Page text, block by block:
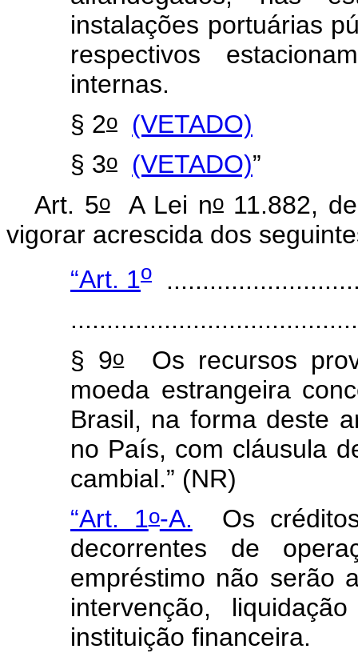
instalações portuárias
respectivos
internas.
§ 2o
(VETADO)
§ 3o (VETADO)”
Art. 5oA Lei no11.882,
vigorar acrescida dos
“Art. 1o
§ 9oOs recursos
moeda estrangeira
Brasil, na forma deste
no País, com cláusula
cambial.” (NR)
“Art. 1o-A.
Os
decorrentes de
empréstimo não serão
intervenção,
instituição financeira.